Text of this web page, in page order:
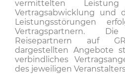
vermittelten
Vertragsabwicklung und
Leistungsstörungen
Vertragspartnern.
Reisepartnern auf
dargestellten Angebote
verbindliches
des jeweiligen